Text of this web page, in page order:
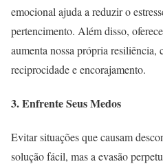
emocional ajuda a reduzir o
pertencimento. Além disso,
aumenta nossa própria resiliência,
reciprocidade e encorajamento.
3. Enfrente Seus Medos
Evitar situações que causam
solução fácil, mas a evasão